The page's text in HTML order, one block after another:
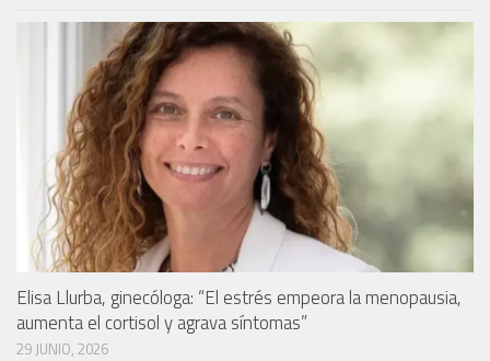
Elisa Llurba, ginecóloga: “El estrés empeora la menopausia,
aumenta el cortisol y agrava síntomas”
29 JUNIO, 2026